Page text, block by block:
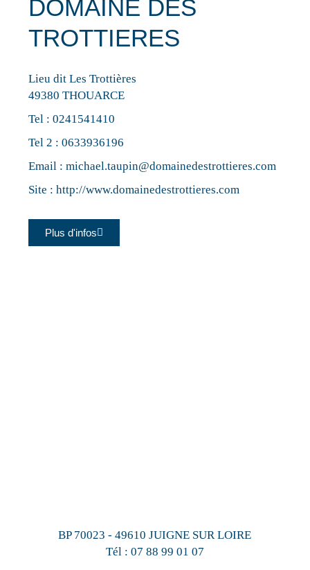
DOMAINE DES
TROTTIERES
Lieu dit Les Trottières
49380 THOUARCE
Tel :0241541410
Tel 2 :0633936196
Email :michael.taupin@domainedestrottieres.com
Site :http://www.domainedestrottieres.com
Plus d'infos
BP 70023 - 49610 JUIGNE SUR LOIRE
Tél : 07 88 99 01 07